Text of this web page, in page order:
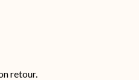
retour.